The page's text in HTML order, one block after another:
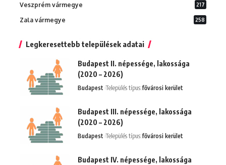
Veszprém vármegye 217
Zala vármegye 258
Legkeresettebb települések adatai
Budapest II. népessége, lakossága
(2020 – 2026)
Budapest Település típus:fővárosi kerület
Budapest III. népessége, lakossága
(2020 – 2026)
Budapest Település típus:fővárosi kerület
Budapest IV. népessége, lakossága